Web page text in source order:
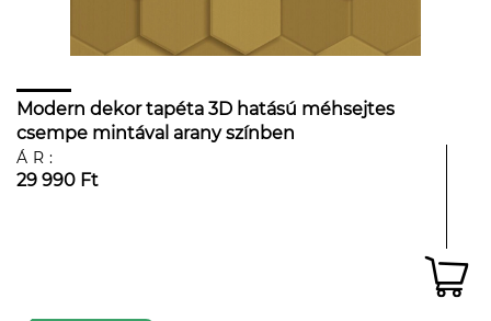
Modern dekor tapéta 3D hatású méhsejtes
csempe mintával arany színben
ÁR:
29 990 Ft